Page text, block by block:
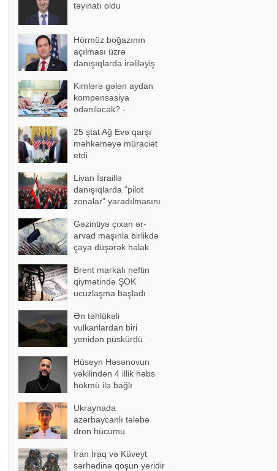
təyinatı oldu
Hörmüz boğazının
açılması üzrə
danışıqlarda irəliləyiş
Kimlərə gələn aydan
kompensasiya
ödəniləcək? -
25 ştat Ağ Evə qarşı
məhkəməyə müraciət
etdi
Livan İsraillə
danışıqlarda "pilot
zonalar" yaradılmasını
Gəzintiyə çıxan ər-
arvad maşınla birlikdə
çaya düşərək həlak
Brent markalı neftin
qiymətində ŞOK
ucuzlaşma başladı
Ən təhlükəli
vulkanlardan biri
yenidən püskürdü
Hüseyn Həsənovun
vəkilindən 4 illik həbs
hökmü ilə bağlı
Ukraynada
azərbaycanlı tələbə
dron hücumu
Vəziyyəti ağırdırİran İraq və Küveyt
sərhədinə qoşun yeridir